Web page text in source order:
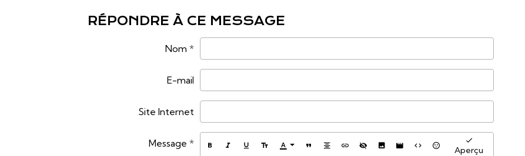
RÉPONDRE À CE MESSAGE
Nom
E-mail
Site Internet
Message
Aperçu